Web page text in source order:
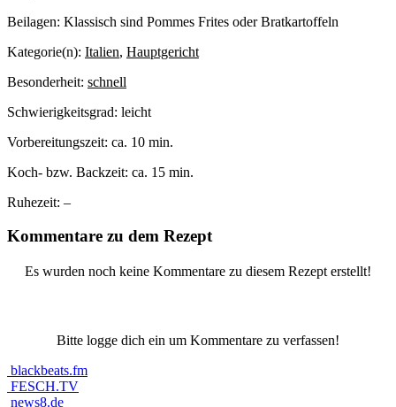
Beilagen: Klassisch sind Pommes Frites oder Bratkartoffeln
Kategorie(n): Italien, Hauptgericht
Besonderheit: schnell
Schwierigkeitsgrad: leicht
Vorbereitungszeit: ca. 10 min.
Koch- bzw. Backzeit: ca. 15 min.
Ruhezeit: –
Kommentare zu dem Rezept
Es wurden noch keine Kommentare zu diesem Rezept erstellt!
Bitte logge dich ein um Kommentare zu verfassen!
blackbeats.fm
FESCH.TV
news8.de